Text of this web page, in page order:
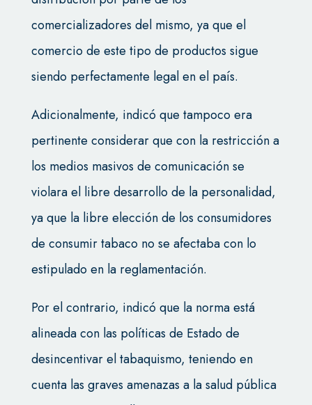
comercializadores del mismo, ya que el
comercio de este tipo de productos sigue
siendo perfectamente legal en el país.
Adicionalmente, indicó que tampoco era
pertinente considerar que con la restricción a
los medios masivos de comunicación se
violara el libre desarrollo de la personalidad,
ya que la libre elección de los consumidores
de consumir tabaco no se afectaba con lo
estipulado en la reglamentación.
Por el contrario, indicó que la norma está
alineada con las políticas de Estado de
desincentivar el tabaquismo, teniendo en
cuenta las graves amenazas a la salud pública